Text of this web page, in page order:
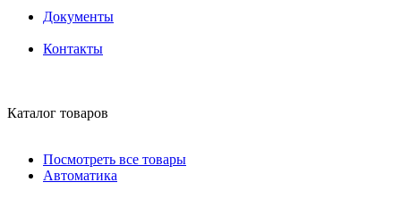
Документы
Контакты
Каталог товаров
Посмотреть все товары
Автоматика